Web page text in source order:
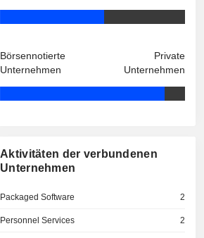
Börsennotierte
Unternehmen
Private
Unternehmen
Aktivitäten der verbundenen
Unternehmen
Packaged Software 2
Personnel Services 2